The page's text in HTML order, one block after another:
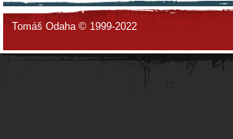
Tomáš Odaha © 1999-2022